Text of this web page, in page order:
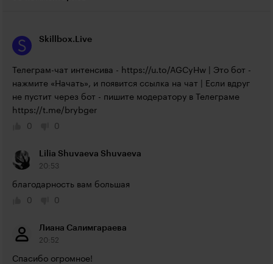
Skillbox.Live
Телеграм-чат интенсива - https://u.to/AGCyHw | Это бот -
нажмите «Начать», и появится ссылка на чат | Если вдруг
https://t.me/brybger
0
0
Lilia Shuvaeva Shuvaeva
20:53
благодарность вам большая
0
0
Лиана Салимгараева
20:52
Спасибо огромное!